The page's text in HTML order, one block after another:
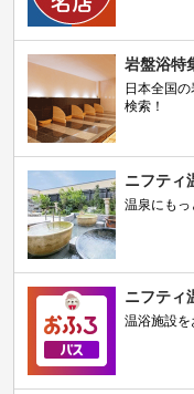
岩盤浴特
日本全国
検索！
ニフティ
温泉にも
ニフティ
温浴施設